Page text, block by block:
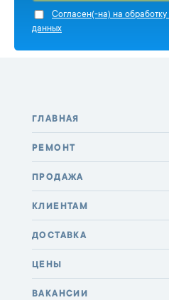
Cогласен(-на) на
данных
ГЛАВНАЯ
РЕМОНТ
ПРОДАЖА
КЛИЕНТАМ
ДОСТАВКА
ЦЕНЫ
ВАКАНСИИ